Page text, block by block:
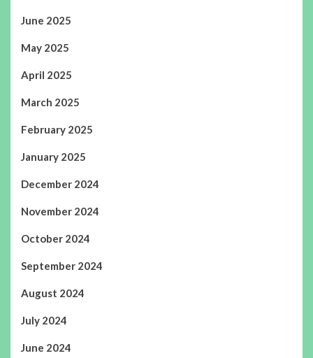
June 2025
May 2025
April 2025
March 2025
February 2025
January 2025
December 2024
November 2024
October 2024
September 2024
August 2024
July 2024
June 2024